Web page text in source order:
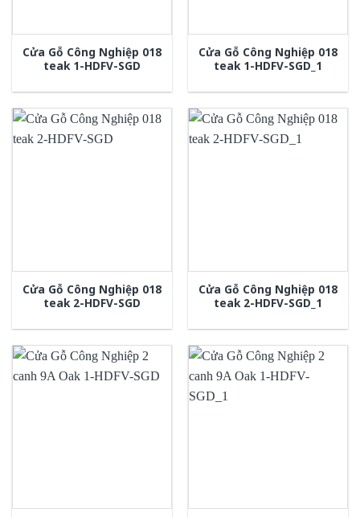
Cửa Gỗ Công Nghiệp 018
teak 1-HDFV-SGD
Cửa Gỗ Công Nghiệp 018
teak 1-HDFV-SGD_1
Cửa Gỗ Công Nghiệp 018
teak 2-HDFV-SGD
Cửa Gỗ Công Nghiệp 018
teak 2-HDFV-SGD_1